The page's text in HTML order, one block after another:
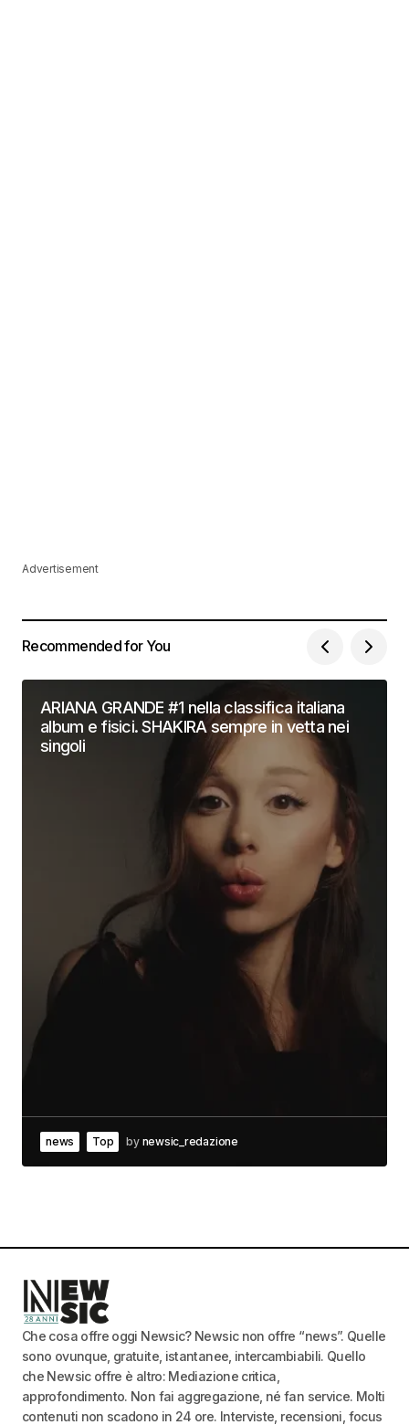
Advertisement
Recommended for You
ARIANA GRANDE #1 nella classifica italiana
album e fisici. SHAKIRA sempre in vetta nei
singoli
news Top by newsic_redazione
Che cosa offre oggi Newsic? Newsic non offre “news”. Quelle
sono ovunque, gratuite, istantanee, intercambiabili. Quello
che Newsic offre è altro: Mediazione critica,
approfondimento. Non fai aggregazione, né fan service. Molti
contenuti non scadono in 24 ore. Interviste, recensioni, focus